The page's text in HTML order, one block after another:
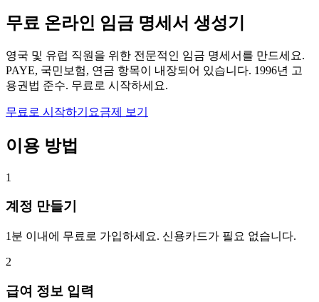
무료 온라인 임금 명세서 생성기
영국 및 유럽 직원을 위한 전문적인 임금 명세서를 만드세요.
PAYE, 국민보험, 연금 항목이 내장되어 있습니다. 1996년 고
용권법 준수. 무료로 시작하세요.
무료로 시작하기 요금제 보기
이용 방법
1
계정 만들기
1분 이내에 무료로 가입하세요. 신용카드가 필요 없습니다.
2
급여 정보 입력